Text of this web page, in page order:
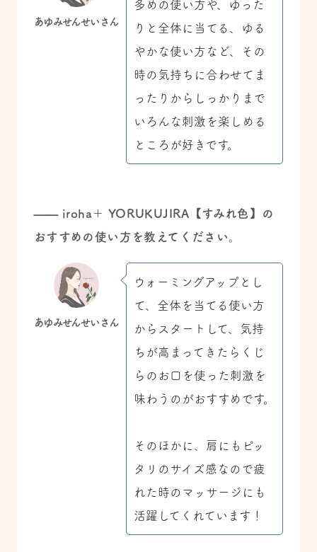
あゆみせんせいさん
多めの使い方や、ゆった
りと全体に当てる、ゆる
やかな使い方など、その
時の気持ちに合わせてま
ったりからしっかりまで
いろんな刺激を楽しめる
ところが好きです。
—— iroha＋ YORUKUJIRA【すみれ色】の
おすすめの使い方を教えてください。
あゆみせんせいさん
ウォーミングアップとし
て、全体を当てる使い方
からスタートして、気持
ちが高まってきたらくじ
らのお口を使った刺激を
味わうのがおすすめです。
そのほかに、肩にもピッ
タリのサイズ感なので疲
れた時のマッサージにも
活躍してくれています！